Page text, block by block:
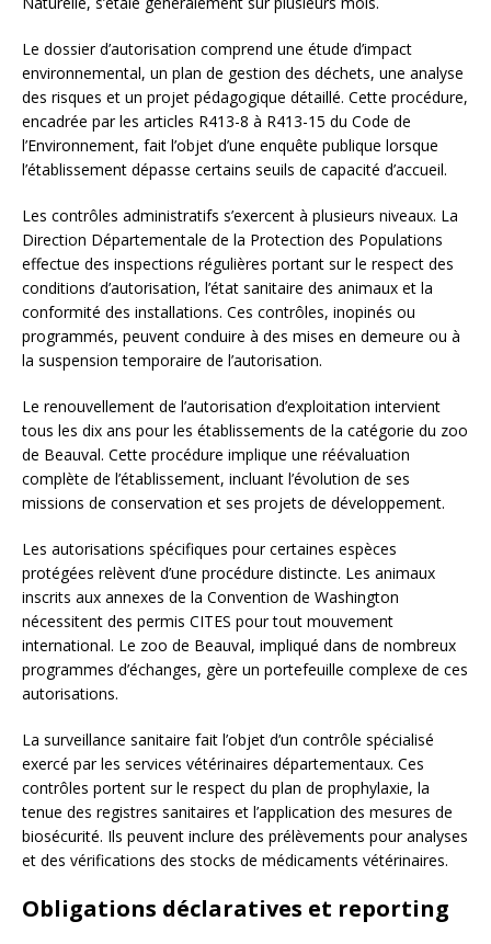
Le dossier d’autorisation comprend une étude d’impact
environnemental, un plan de gestion des déchets, une analyse
des risques et un projet pédagogique détaillé. Cette procédure,
encadrée par les articles R413-8 à R413-15 du Code de
l’Environnement, fait l’objet d’une enquête publique lorsque
l’établissement dépasse certains seuils de capacité d’accueil.
Les contrôles administratifs s’exercent à plusieurs niveaux. La
Direction Départementale de la Protection des Populations
effectue des inspections régulières portant sur le respect des
conditions d’autorisation, l’état sanitaire des animaux et la
conformité des installations. Ces contrôles, inopinés ou
programmés, peuvent conduire à des mises en demeure ou à
la suspension temporaire de l’autorisation.
Le renouvellement de l’autorisation d’exploitation intervient
tous les dix ans pour les établissements de la catégorie du zoo
de Beauval. Cette procédure implique une réévaluation
complète de l’établissement, incluant l’évolution de ses
missions de conservation et ses projets de développement.
Les autorisations spécifiques pour certaines espèces
protégées relèvent d’une procédure distincte. Les animaux
inscrits aux annexes de la Convention de Washington
nécessitent des permis CITES pour tout mouvement
international. Le zoo de Beauval, impliqué dans de nombreux
programmes d’échanges, gère un portefeuille complexe de ces
autorisations.
La surveillance sanitaire fait l’objet d’un contrôle spécialisé
exercé par les services vétérinaires départementaux. Ces
contrôles portent sur le respect du plan de prophylaxie, la
tenue des registres sanitaires et l’application des mesures de
biosécurité. Ils peuvent inclure des prélèvements pour analyses
et des vérifications des stocks de médicaments vétérinaires.
Obligations déclaratives et reporting